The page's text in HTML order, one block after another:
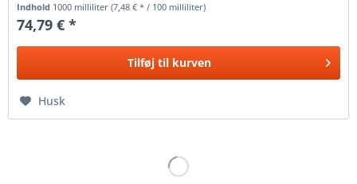
Indhold 1000 milliliter(7,48 € * / 100 milliliter)
74,79 € *
Tilføj til kurven
Husk